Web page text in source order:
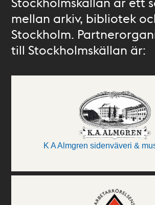
mellan arkiv, bibliotek
Stockholm.
till Stockholmskällan är:
K A Almgren sidenväveri &